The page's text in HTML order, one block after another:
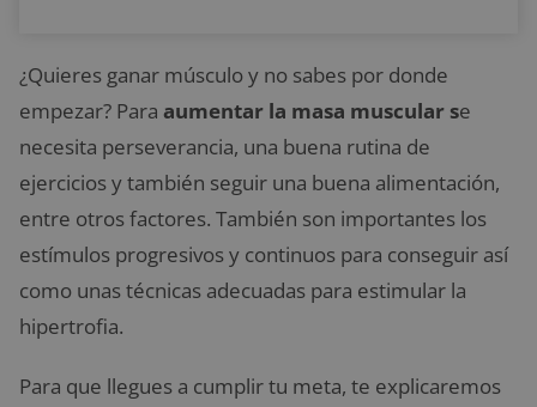
¿Quieres ganar músculo y no sabes por donde
empezar? Para aumentar la masa muscular se
necesita perseverancia, una buena rutina de
ejercicios y también seguir una buena alimentación,
entre otros factores. También son importantes los
estímulos progresivos y continuos para conseguir así
como unas técnicas adecuadas para estimular la
hipertrofia.
Para que llegues a cumplir tu meta, te explicaremos